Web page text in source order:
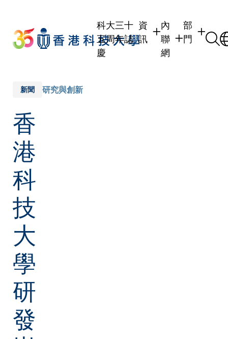
main
content
科大三十
五周年誌
慶
資
訊
內
聯
網
部
門
新聞 研究與創新
香
港
科
技
大
學
研
發